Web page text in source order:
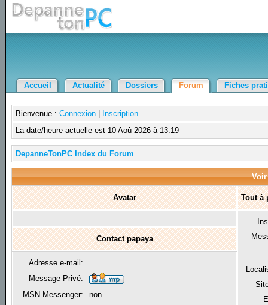
Accueil Actualité Dossiers Forum Fiches
Bienvenue :Connexion
Inscription
La date/heure actuelle est 10 Aoû 2026 à 13:19
DepanneTonPC Index du Forum
Avatar Tout à
Contact papaya
Adresse e-mail:
Message Privé:
MSN Messenger:
non